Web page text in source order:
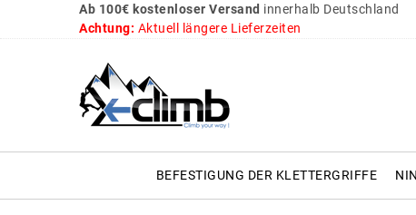
Ab 100€ kostenloser Versand innerhalb Deutschland
Achtung: Aktuell längere Lieferzeiten
BEFESTIGUNG DER KLETTERGRIFFE